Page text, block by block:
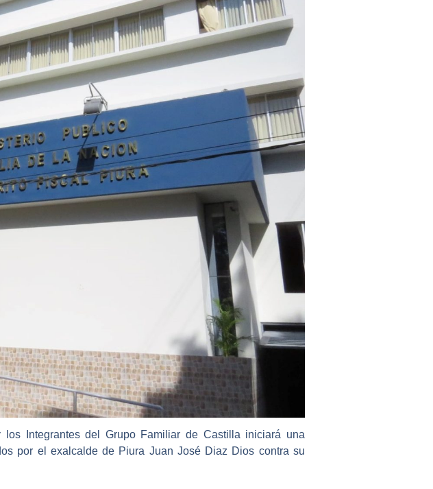
Integrantes del Grupo Familiar de Castilla iniciará una
por el exalcalde de Piura Juan José Diaz Dios contra su